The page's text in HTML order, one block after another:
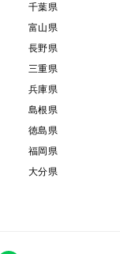
千葉県
富山県
長野県
三重県
兵庫県
島根県
徳島県
福岡県
大分県